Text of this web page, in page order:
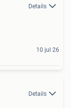
Details
10 jul 26
Details